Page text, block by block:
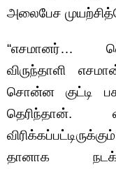
அலைபேச
“எசமானர்…
விருந்தாளி
சொன்ன குட்டி
தெரிந்தான்.
தானாக